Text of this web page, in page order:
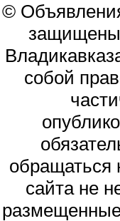
©
защищены.
собой
обращаться
сайта не